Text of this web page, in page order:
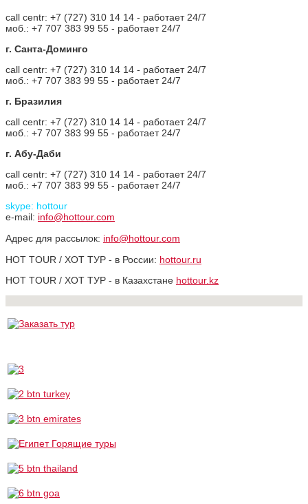
call centr: +7 (727) 310 14 14 - работает 24/7
моб.: +7 707 383 99 55 - работает 24/7
г. Санта-Доминго
call centr: +7 (727) 310 14 14 - работает 24/7
моб.: +7 707 383 99 55 - работает 24/7
г. Бразилия
call centr: +7 (727) 310 14 14 - работает 24/7
моб.: +7 707 383 99 55 - работает 24/7
г. Абу-Даби
call centr: +7 (727) 310 14 14 - работает 24/7
моб.: +7 707 383 99 55 - работает 24/7
skype: hottour
e-mail: info@hottour.com
Адрес для рассылок: info@hottour.com
HOT TOUR / ХОТ ТУР - в России: hottour.ru
HOT TOUR / ХОТ ТУР - в Казахстане hottour.kz